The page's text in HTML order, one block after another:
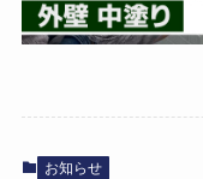
お知らせ